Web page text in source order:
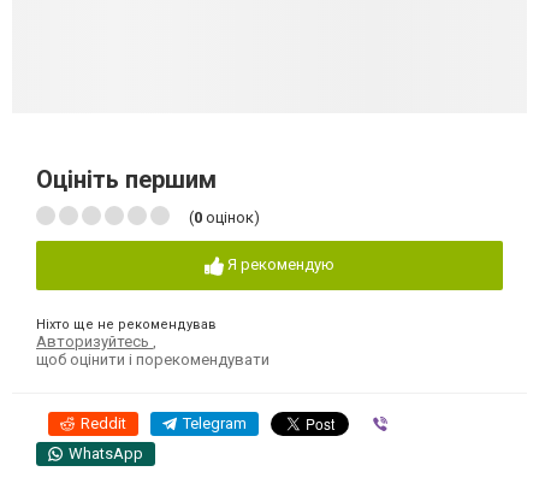
Оцініть першим
(0 оцінок)
Я рекомендую
Ніхто ще не рекомендував
Авторизуйтесь
щоб оцінити і порекомендувати
Reddit Telegram
WhatsApp